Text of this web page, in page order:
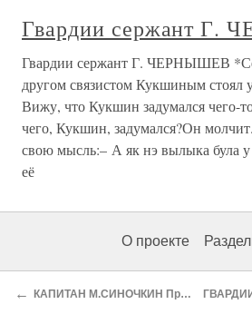
Гвардии сержант Г.
Гвардии сержант Г. ЧЕРНЫШЕВ
другом связистом Кукшиным стоял
Вижу, что Кукшин задумался
чего, Кукшин, задумался?Он
свою мысль:– А як нэ вылыка була
её
О проекте
← КАПИТАН М.СИНОЧКИН Приказ – на Берлин